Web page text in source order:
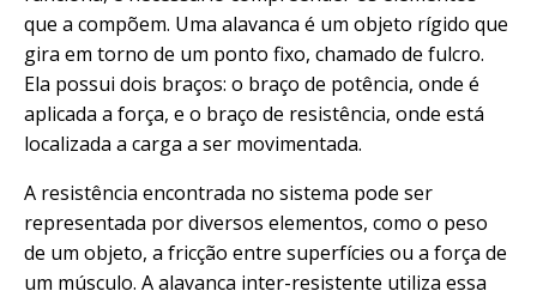
que a compõem. Uma alavanca é um objeto rígido que
gira em torno de um ponto fixo, chamado de fulcro.
Ela possui dois braços: o braço de potência, onde é
aplicada a força, e o braço de resistência, onde está
localizada a carga a ser movimentada.
A resistência encontrada no sistema pode ser
representada por diversos elementos, como o peso
de um objeto, a fricção entre superfícies ou a força de
um músculo. A alavanca inter-resistente utiliza essa